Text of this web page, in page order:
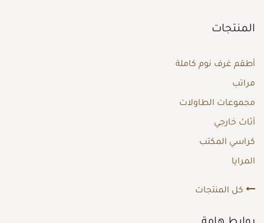
المنتجات
أطقم غرف نوم كاملة
مراتب
مجموعات الطاولات
أثاث خارجي
كراسي المكتب
المرايا
كل المنتجات